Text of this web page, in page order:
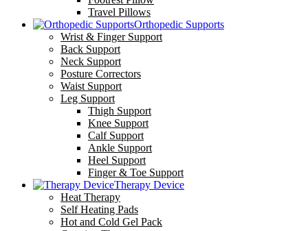
Travel Pillows
Orthopedic Supports
Wrist & Finger Support
Back Support
Neck Support
Posture Correctors
Waist Support
Leg Support
Thigh Support
Knee Support
Calf Support
Ankle Support
Heel Support
Finger & Toe Support
Therapy Device
Heat Therapy
Self Heating Pads
Hot and Cold Gel Pack